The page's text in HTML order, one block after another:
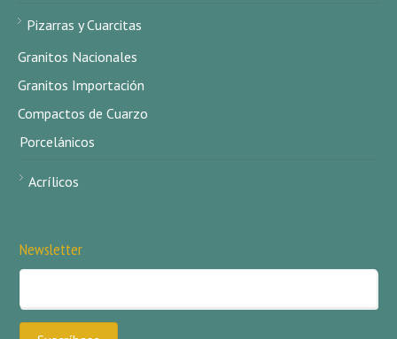
Pizarras y Cuarcitas
Granitos Nacionales
Granitos Importación
Compactos de Cuarzo
Porcelánicos
Acrílicos
Newsletter